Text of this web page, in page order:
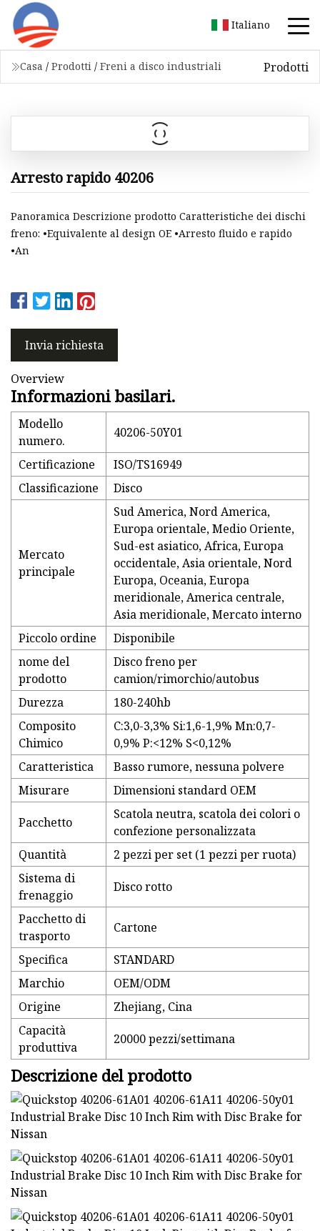
Italiano
Casa / Prodotti / Freni a disco industriali Prodotti
Arresto rapido 40206
Panoramica Descrizione prodotto Caratteristiche dei dischi
freno: •Equivalente al design OE •Arresto fluido e rapido
•An
Invia richiesta
Overview
Informazioni basilari.
Modello
numero.
40206-50Y01
Certificazione
ISO/TS16949
Classificazione
Disco
Mercato
principale
Sud America, Nord America,
Europa orientale, Medio Oriente,
Sud-est asiatico, Africa, Europa
occidentale, Asia orientale, Nord
Europa, Oceania, Europa
meridionale, America centrale,
Asia meridionale, Mercato interno
Piccolo ordine
Disponibile
nome del
prodotto
Disco freno per
camion/rimorchio/autobus
Durezza
180-240hb
Composito
Chimico
C:3,0-3,3% Si:1,6-1,9% Mn:0,7-
0,9% P:<12% S<0,12%
Caratteristica
Basso rumore, nessuna polvere
Misurare
Dimensioni standard OEM
Pacchetto
Scatola neutra, scatola dei colori o
confezione personalizzata
Quantità
2 pezzi per set (1 pezzi per ruota)
Sistema di
frenaggio
Disco rotto
Pacchetto di
trasporto
Cartone
Specifica
STANDARD
Marchio
OEM/ODM
Origine
Zhejiang, Cina
Capacità
produttiva
20000 pezzi/settimana
Descrizione del prodotto